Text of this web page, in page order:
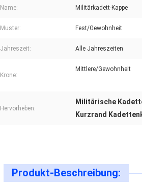
Name: Militärkadett-Kappe
Muster: Fest/Gewohnheit
Jahreszeit: Alle Jahreszeiten
Krone:
Mittlere/Gewohnheit
Hervorheben:
Militärische
Kurzrand
Produkt-Beschreibung: